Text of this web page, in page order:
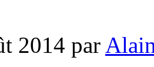
2014 par